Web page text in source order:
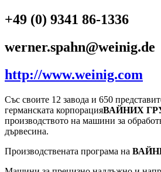
+49 (0) 9341 86-1336
werner.spahn@weinig.de
http://www.weinig.com
Със своите 12 завода и 650
германската корпорацияВАЙНИХ
производството на машини за
дървесина.
Производствената програма на